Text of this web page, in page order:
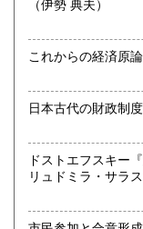
https://
【出張買取につい
近隣の大学様や
ます。
八王子市や多摩
場所や内容によっ
場合がございます
https://
（伊勢 典夫）
これからの経済原論
ドストエフスキー『悪霊
リュドミラ・サラス